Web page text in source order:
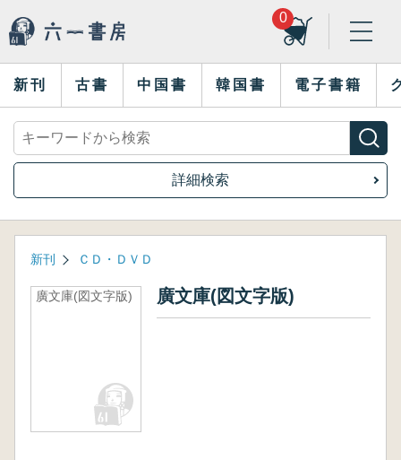
0
新刊 古書 中国書 韓国書 電子書籍
詳細検索
新刊 ＣＤ・ＤＶＤ
廣文庫(図文字版) 廣文庫(図文字版)